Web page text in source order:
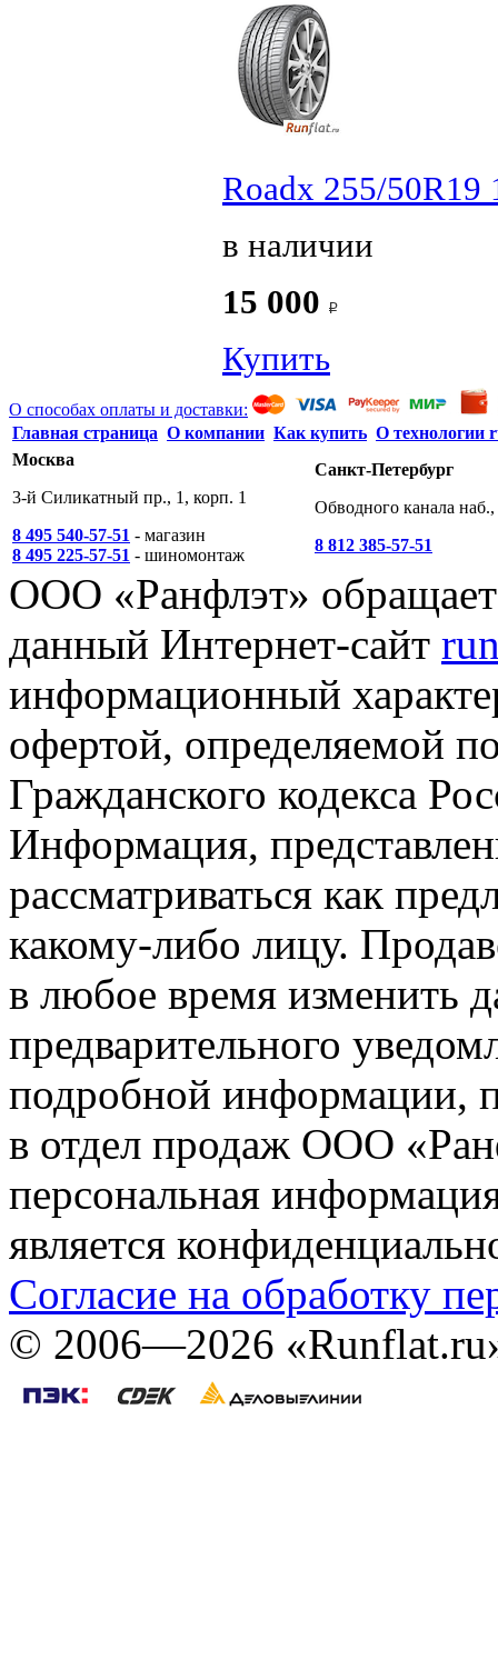
Roadx 255/
в наличии
15 000
Купить
О способах оплаты и доставки:
Главная страница О компании Как купить О технологии
Москва
3-й Силикатный пр., 1, корп. 1
8 495 540-57-51 - магазин
8 495 225-57-51 - шиномонтаж
Санкт-Петербург
Обводного канала
8 812 385-57-51
ООО «Ранфлэт»
данный Интернет-сайт
информационный
офертой, определяемой
Гражданского кодекса
Информация,
рассматриваться как
какому-либо лицу.
в любое время изменить
предварительного
подробной информации,
в отдел продаж ООО
персональная
является
Согласие на обработку
© 2006—2026